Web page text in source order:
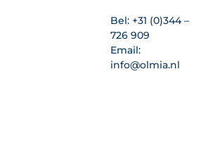
Bel: +31 (0)344 –
726 909
Email:
info@olmia.nl